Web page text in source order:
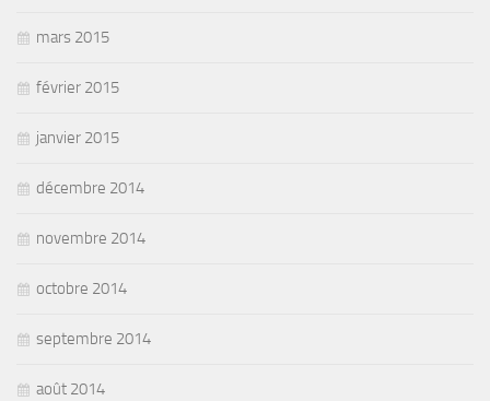
mars 2015
février 2015
janvier 2015
décembre 2014
novembre 2014
octobre 2014
septembre 2014
août 2014